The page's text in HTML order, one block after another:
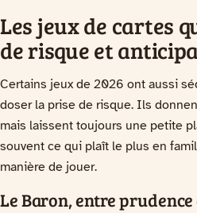
Les jeux de cartes
de risque et
Certains jeux de 2026 ont aussi
doser la prise de risque. Ils
mais laissent toujours une petite
souvent ce qui plaît le plus en
manière de jouer.
Le Baron, entre